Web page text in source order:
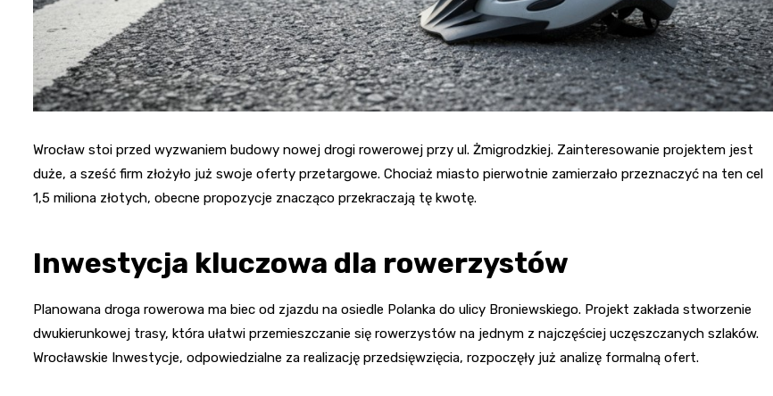
Wrocław stoi przed wyzwaniem budowy nowej drogi rowerowej przy ul. Żmigrodzkiej. Zainteresowanie projektem jest
duże, a sześć firm złożyło już swoje oferty przetargowe. Chociaż miasto pierwotnie zamierzało przeznaczyć na ten cel
1,5 miliona złotych, obecne propozycje znacząco przekraczają tę kwotę.
Inwestycja kluczowa dla rowerzystów
Planowana droga rowerowa ma biec od zjazdu na osiedle Polanka do ulicy Broniewskiego. Projekt zakłada stworzenie
dwukierunkowej trasy, która ułatwi przemieszczanie się rowerzystów na jednym z najczęściej uczęszczanych szlaków.
Wrocławskie Inwestycje, odpowiedzialne za realizację przedsięwzięcia, rozpoczęły już analizę formalną ofert.